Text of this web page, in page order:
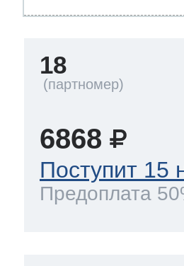
18
6868
Поступит 15
Предоплата